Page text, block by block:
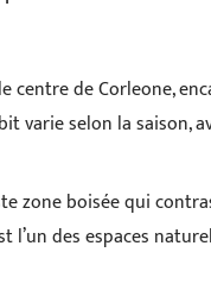
centre de Corleone,
varie selon la saison,
zone boisée qui
l’un des espaces